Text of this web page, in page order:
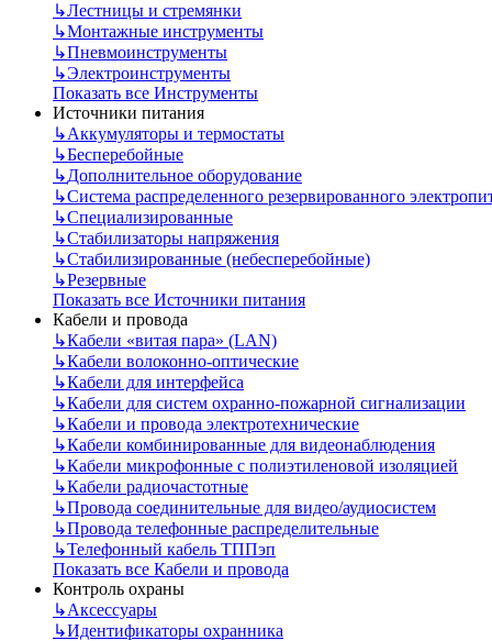
↳Лестницы и стремянки
↳Монтажные инструменты
↳Пневмоинструменты
↳Электроинструменты
Показать все Инструменты
Источники питания
↳Аккумуляторы и термостаты
↳Бесперебойные
↳Дополнительное оборудование
↳Система распределенного резервированного
↳Специализированные
↳Стабилизаторы напряжения
↳Стабилизированные (небесперебойные)
↳Резервные
Показать все Источники питания
Кабели и провода
↳Кабели «витая пара» (LAN)
↳Кабели волоконно-оптические
↳Кабели для интерфейса
↳Кабели для систем охранно-пожарной сигнализации
↳Кабели и провода электротехнические
↳Кабели комбинированные для видеонаблюдения
↳Кабели микрофонные с полиэтиленовой изоляцией
↳Кабели радиочастотные
↳Провода соединительные для видео/аудиосистем
↳Провода телефонные распределительные
↳Телефонный кабель ТППэп
Показать все Кабели и провода
Контроль охраны
↳Аксессуары
↳Идентификаторы охранника